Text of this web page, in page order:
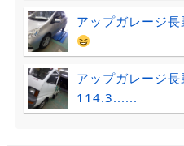
アップガレージ
アップガレージ
114.3......